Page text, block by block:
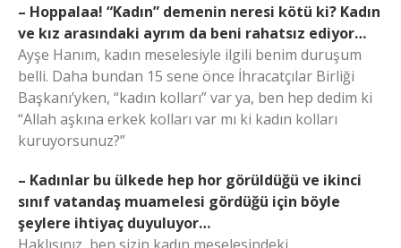
– Hoppalaa! “Kadın” demenin neresi kötü ki? Kadın
ve kız arasındaki ayrım da beni rahatsız ediyor…
Ayşe Hanım, kadın meselesiyle ilgili benim duruşum
belli. Daha bundan 15 sene önce İhracatçılar Birliği
Başkanı’yken, “kadın kolları” var ya, ben hep dedim ki
“Allah aşkına erkek kolları var mı ki kadın kolları
kuruyorsunuz?”
– Kadınlar bu ülkede hep hor görüldüğü ve ikinci
sınıf vatandaş muamelesi gördüğü için böyle
şeylere ihtiyaç duyuluyor…